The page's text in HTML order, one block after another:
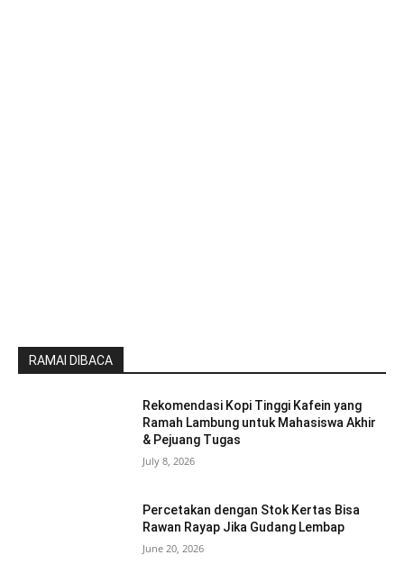
RAMAI DIBACA
Rekomendasi Kopi Tinggi Kafein yang
Ramah Lambung untuk Mahasiswa Akhir
& Pejuang Tugas
July 8, 2026
Percetakan dengan Stok Kertas Bisa
Rawan Rayap Jika Gudang Lembap
June 20, 2026